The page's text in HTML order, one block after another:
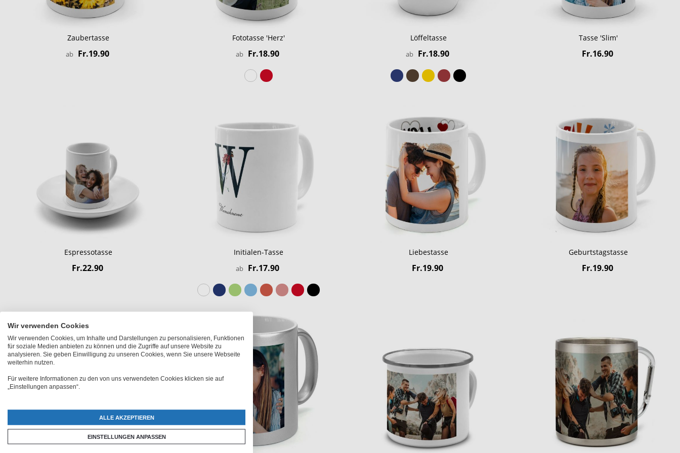
Zaubertasse
ab Fr.19.90
Fototasse 'Herz'
ab Fr.18.90
Löffeltasse
ab Fr.18.90
Tasse 'Slim'
Fr.16.90
Espressotasse
Fr.22.90
Initialen-Tasse
ab Fr.17.90
Liebestasse
Fr.19.90
Geburtstagstasse
Fr.19.90
Wir verwenden Cookies
Wir verwenden Cookies, um Inhalte und Darstellungen zu personalisieren, Funktionen
für soziale Medien anbieten zu können und die Zugriffe auf unsere Website zu
analysieren. Sie geben Einwilligung zu unseren Cookies, wenn Sie unsere Webseite
weiterhin nutzen.
Für weitere Informationen zu den von uns verwendeten Cookies klicken sie auf
„Einstellungen anpassen“.
ALLE AKZEPTIEREN
EINSTELLUNGEN ANPASSEN